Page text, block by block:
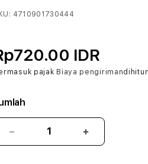
4710901730444
IDR
pajak Biaya pengiriman
Kurangi
jumlah
Tambah
jumlah